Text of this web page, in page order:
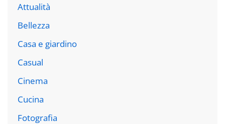
Attualità
Bellezza
Casa e giardino
Casual
Cinema
Cucina
Fotografia